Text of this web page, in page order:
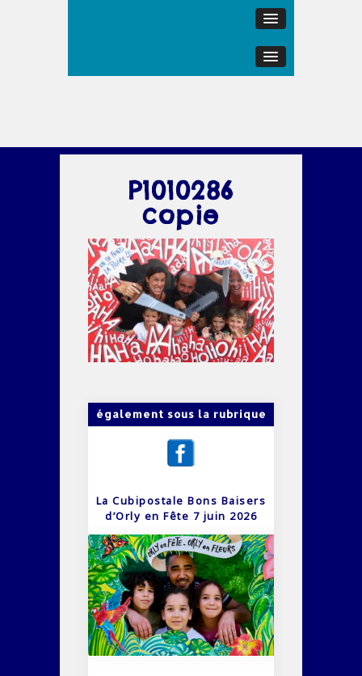
P1010286
copie
également sous la rubrique
La Cubipostale Bons Baisers
d’Orly en Fête 7 juin 2026